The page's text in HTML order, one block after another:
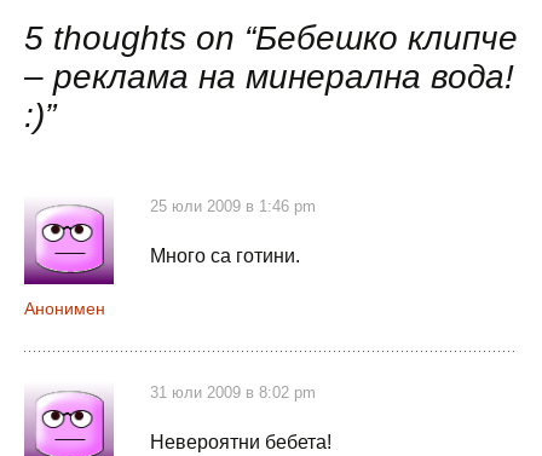
5 thoughts on “Бебешко клипче
– реклама на минерална вода!
:)”
Анонимен
25 юли 2009 в 1:46 pm
Много са готини.
31 юли 2009 в 8:02 pm
Невероятни бебета!